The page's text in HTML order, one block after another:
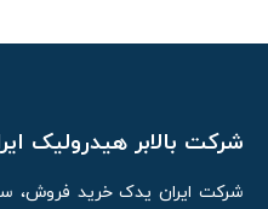
شرکت بالابر هیدرولیک
شرکت ایران یدک خرید فروش،